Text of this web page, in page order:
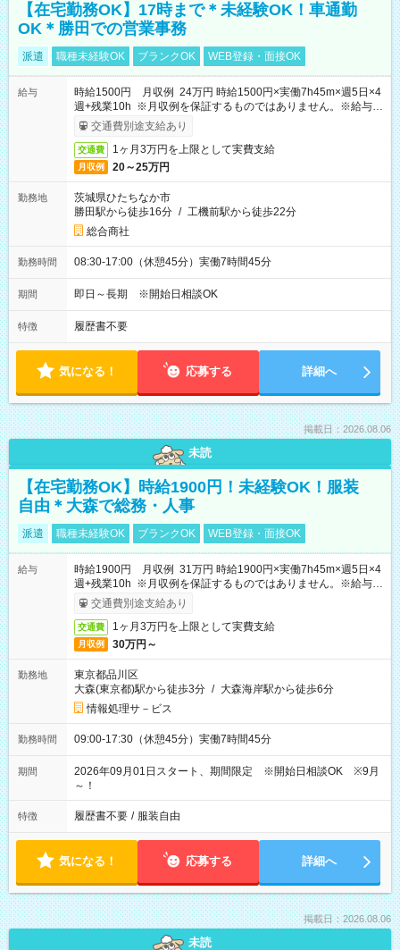
【在宅勤務OK】17時まで＊未経験OK！車通勤
OK＊勝田での営業事務
派遣 職種未経験OK ブランクOK WEB登録・面接OK
給与
時給1500円 月収例 24万円 時給1500円×実働7h45m×週5日×4
週+残業10h ※月収例を保証するものではありません。※給与即
受取りサービス利用可（利用条件有）
交通費別途支給あり
交通費 1ヶ月3万円を上限として実費支給
月収例 20～25万円
勤務地
茨城県ひたちなか市
勝田駅から徒歩16分 / 工機前駅から徒歩22分
総合商社
勤務時間 08:30-17:00（休憩45分）実働7時間45分
期間 即日～長期 ※開始日相談OK
特徴 履歴書不要
気になる！ 応募する 詳細へ
掲載日：2026.08.06
未読
【在宅勤務OK】時給1900円！未経験OK！服装
自由＊大森で総務・人事
派遣 職種未経験OK ブランクOK WEB登録・面接OK
給与
時給1900円 月収例 31万円 時給1900円×実働7h45m×週5日×4
週+残業10h ※月収例を保証するものではありません。※給与即
受取りサービス利用可（利用条件有）
交通費別途支給あり
交通費 1ヶ月3万円を上限として実費支給
月収例 30万円～
勤務地
東京都品川区
大森(東京都)駅から徒歩3分 / 大森海岸駅から徒歩6分
情報処理サ－ビス
勤務時間 09:00-17:30（休憩45分）実働7時間45分
期間
2026年09月01日スタート、期間限定 ※開始日相談OK ※9月
～！
特徴 履歴書不要 / 服装自由
気になる！ 応募する 詳細へ
掲載日：2026.08.06
未読